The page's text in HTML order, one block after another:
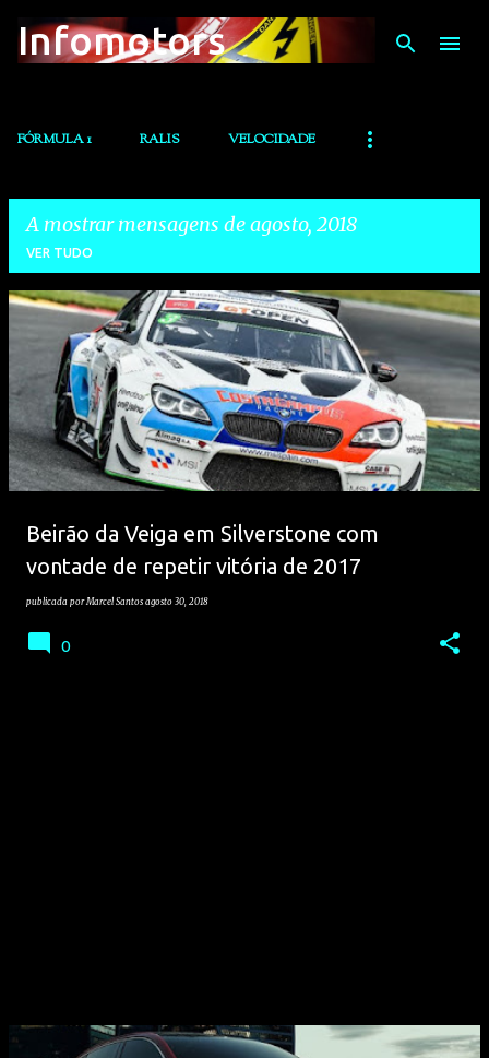
Avançar para o conteúdo principal
Infomotors
FÓRMULA 1 RALIS VELOCIDADE
A mostrar mensagens de agosto, 2018
VER TUDO
n
s
a
g
Beirão da Veiga em Silverstone com
vontade de repetir vitória de 2017
publicada porMarcel Santos agosto 30, 2018
0